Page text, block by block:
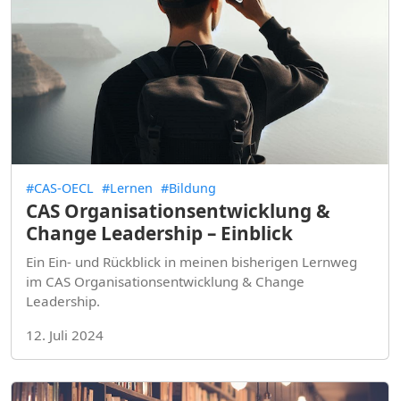
#CAS-OECL #Lernen #Bildung
CAS Organisationsentwicklung &
Change Leadership – Einblick
Ein Ein- und Rückblick in meinen bisherigen Lernweg
im CAS Organisationsentwicklung & Change
Leadership.
12. Juli 2024